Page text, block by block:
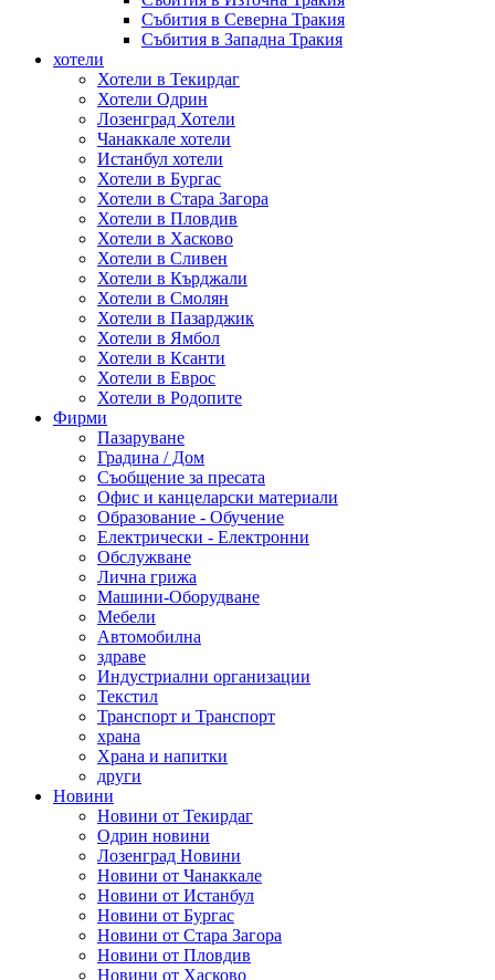
Събития в Северна Тракия
Събития в Западна Тракия
хотели
Хотели в Текирдаг
Хотели Одрин
Лозенград Хотели
Чанаккале хотели
Истанбул хотели
Хотели в Бургас
Хотели в Стара Загора
Хотели в Пловдив
Хотели в Хасково
Хотели в Сливен
Хотели в Кърджали
Хотели в Смолян
Хотели в Пазарджик
Хотели в Ямбол
Хотели в Ксанти
Хотели в Еврос
Хотели в Родопите
Фирми
Пазаруване
Градина / Дом
Съобщение за пресата
Офис и канцеларски материали
Образование - Обучение
Електрически - Електронни
Обслужване
Лична грижа
Машини-Оборудване
Мебели
Автомобилна
здраве
Индустриални организации
Текстил
Транспорт и Транспорт
храна
Храна и напитки
други
Новини
Новини от Текирдаг
Одрин новини
Лозенград Новини
Новини от Чанаккале
Новини от Истанбул
Новини от Бургас
Новини от Стара Загора
Новини от Пловдив
Новини от Хасково